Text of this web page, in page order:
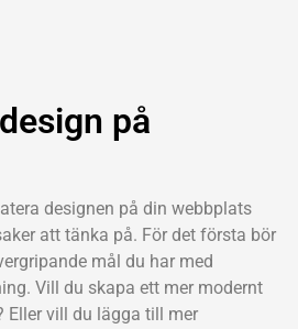
på
designen på din webbplats
att tänka på. För det första bör
mål du har med
Vill du skapa ett mer modernt
Eller vill du lägga till mer